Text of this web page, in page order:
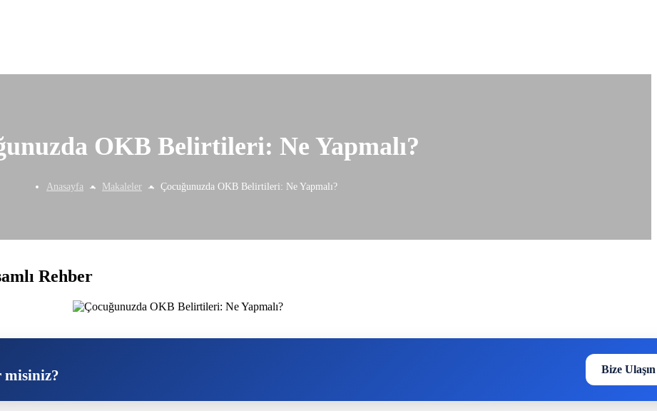
OKB Belirtileri: Ne Yapmalı?
Anasayfa Makaleler Çocuğunuzda OKB Belirtileri: Ne Yapmalı?
Rehber
misiniz? Bize Ulaşın